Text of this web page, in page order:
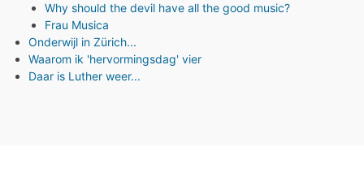
Why should the devil have all the good music?
Frau Musica
Onderwijl in Zürich...
Waarom ik 'hervormingsdag' vier
Daar is Luther weer...